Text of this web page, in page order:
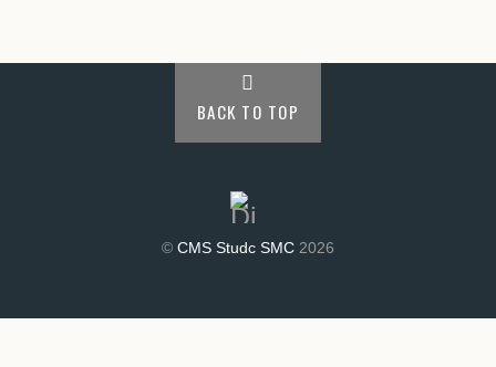
BACK TO TOP
© CMS Studc SMC2026